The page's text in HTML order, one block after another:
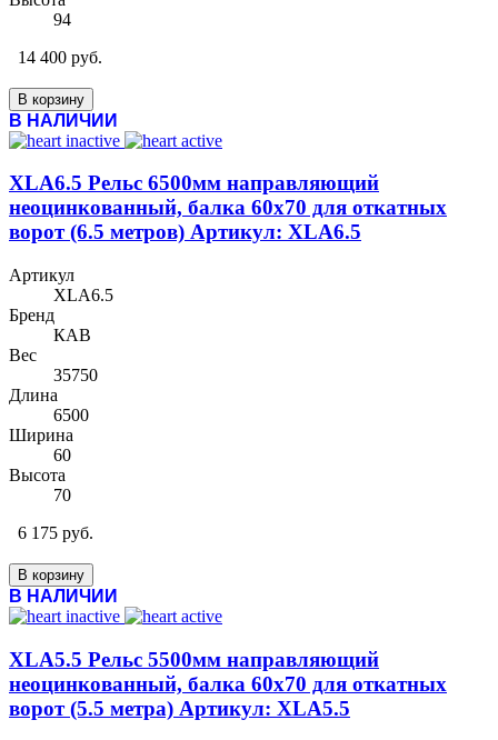
94
14 400 руб.
В корзину
В НАЛИЧИИ
XLA6.5 Рельс 6500мм направляющий
неоцинкованный, балка 60х70 для откатных
ворот (6.5 метров) Артикул: XLA6.5
Артикул
XLA6.5
Бренд
КАВ
Вес
35750
Длина
6500
Ширина
60
Высота
70
6 175 руб.
В корзину
В НАЛИЧИИ
XLA5.5 Рельс 5500мм направляющий
неоцинкованный, балка 60х70 для откатных
ворот (5.5 метра) Артикул: XLA5.5